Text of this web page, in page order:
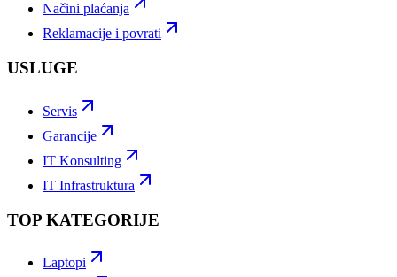
Načini plaćanja
Reklamacije i povrati
USLUGE
Servis
Garancije
IT Konsulting
IT Infrastruktura
TOP KATEGORIJE
Laptopi